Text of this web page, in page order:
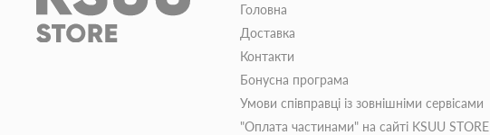
Головна
Доставка
Контакти
Бонусна програма
Умови співправці із зовнішніми сервісами
"Оплата частинами" на сайті KSUU STORE